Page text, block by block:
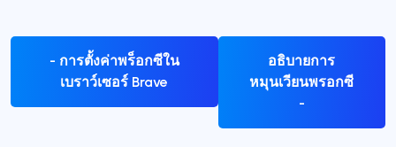
- การตั้งค่าพร็อกซีใน
เบราว์เซอร์ Brave
อธิบายการ
หมุนเวียนพรอกซี
-